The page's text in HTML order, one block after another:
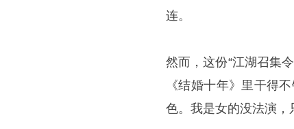
连。
然而，这份“江湖召集
《结婚十年》里干得
色。我是女的没法演，